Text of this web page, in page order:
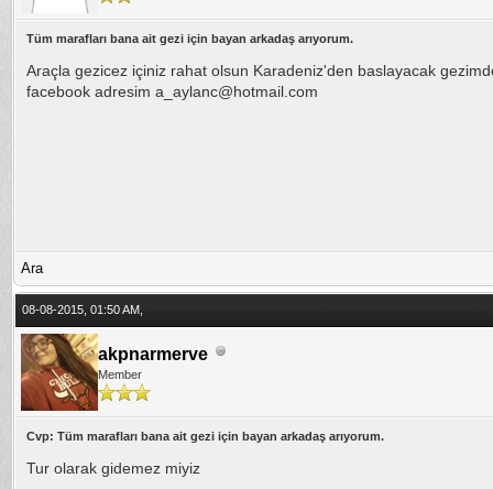
Tüm marafları bana ait gezi için bayan arkadaş arıyorum.
Araçla gezicez içiniz rahat olsun Karadeniz'den baslayacak
facebook adresim a_aylanc@hotmail.com
Ara
08-08-2015, 01:50 AM,
akpnarmerve
Member
Cvp: Tüm marafları bana ait gezi için bayan arkadaş arıyorum.
Tur olarak gidemez miyiz